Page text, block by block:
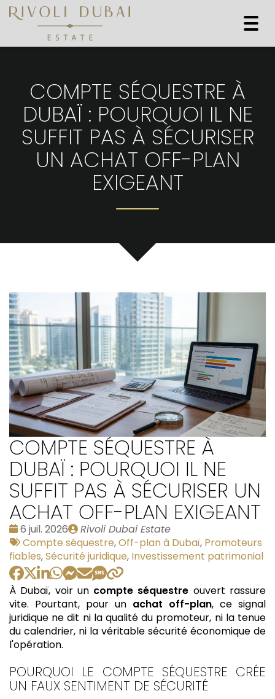
COMPTE SÉQUESTRE À
DUBAÏ : POURQUOI IL NE
SUFFIT PAS À SÉCURISER
UN ACHAT OFF-PLAN
EXIGEANT
COMPTE SÉQUESTRE À
DUBAÏ : POURQUOI IL NE
SUFFIT PAS À SÉCURISER UN
ACHAT OFF-PLAN EXIGEANT
Date
:
6 juil. 2026
Publié
par
Rivoli Dubai Estate
Tags
:
Compte séquestre,Off-plan à Dubaï, Promoteurs
fiables,Sécurité juridique, Investissement patrimonial
À Dubaï, voir un compte séquestre ouvert rassure
vite. Pourtant, pour un achat off-plan, ce signal
juridique ne dit ni la qualité du promoteur, ni la tenue
du calendrier, ni la véritable sécurité économique de
l'opération.
POURQUOI LE COMPTE SÉQUESTRE CRÉE
UN FAUX SENTIMENT DE SÉCURITÉ